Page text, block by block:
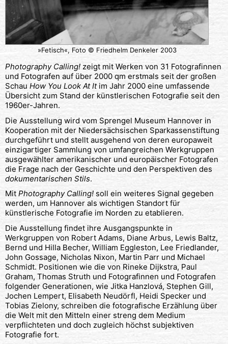
»Fetisch«, Foto © Friedhelm Denkeler 2003
Photography Calling! zeigt mit Werken von 31 Fotografinnen
und Fotografen auf über 2000 qm erstmals seit der großen
Schau How You Look At Itim Jahr 2000 eine umfassende
Übersicht zum Stand der künstlerischen Fotografie seit den
1960er-Jahren.
Die Ausstellung wird vom Sprengel Museum Hannover in
Kooperation mit der Niedersächsischen Sparkassenstiftung
durchgeführt und stellt ausgehend von deren europaweit
einzigartiger Sammlung von umfangreichen Werkgruppen
ausgewählter amerikanischer und europäischer Fotografen
die Frage nach der Geschichte und den Perspektiven des
dokumentarischen Stils.
Mit Photography Calling! soll ein weiteres Signal gegeben
werden, um Hannover als wichtigen Standort für
künstlerische Fotografie im Norden zu etablieren.
Die Ausstellung findet ihre Ausgangspunkte in
Werkgruppen von Robert Adams, Diane Arbus, Lewis Baltz,
Bernd und Hilla Becher, William Eggleston, Lee Friedlander,
John Gossage, Nicholas Nixon, Martin Parr und Michael
Schmidt. Positionen wie die von Rineke Dijkstra, Paul
Graham, Thomas Struth und Fotografinnen und Fotografen
folgender Generationen, wie Jitka Hanzlová, Stephen Gill,
Jochen Lempert, Elisabeth Neudörfl, Heidi Specker und
Tobias Zielony, schreiben die fotografische Erzählung über
die Welt mit den Mitteln einer streng dem Medium
verpflichteten und doch zugleich höchst subjektiven
Fotografie fort.